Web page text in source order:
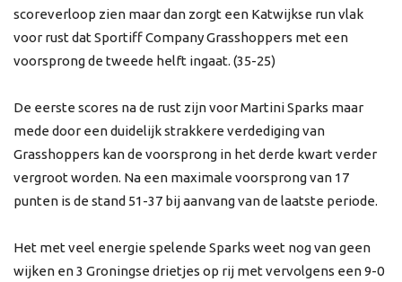
scoreverloop zien maar dan zorgt een Katwijkse run vlak
voor rust dat Sportiff Company Grasshoppers met een
voorsprong de tweede helft ingaat. (35-25)
De eerste scores na de rust zijn voor Martini Sparks maar
mede door een duidelijk strakkere verdediging van
Grasshoppers kan de voorsprong in het derde kwart verder
vergroot worden. Na een maximale voorsprong van 17
punten is de stand 51-37 bij aanvang van de laatste periode.
Het met veel energie spelende Sparks weet nog van geen
wijken en 3 Groningse drietjes op rij met vervolgens een 9-0